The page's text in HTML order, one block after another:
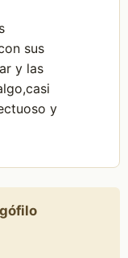
sus
y las
y